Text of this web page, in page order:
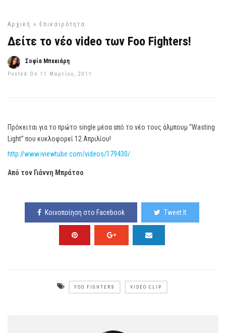
Αρχική » Επικαιρότητα
Δείτε το νέο video των Foo Fighters!
Σοφία Μπεκιάρη
Posted On 11 Μαρτίου, 2011
Πρόκειται για το πρώτο single μέσα από το νέο τους άλμπουμ “Wasting
Light” που κυκλοφορεί 12 Απριλίου!
http://www.iviewtube.com/videos/179430/
Από τον Γιάννη Μπράτσo
Κοινοποίηση στο Facebook Tweet It
FOO FIGHTERS VIDEO CLIP